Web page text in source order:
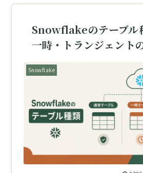
Snowflakeのテーブル
一時・トランジェント
Snowflake